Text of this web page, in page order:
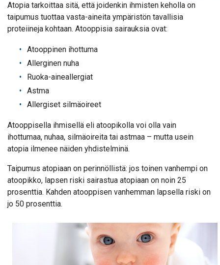
Atopia tarkoittaa sitä, että joidenkin ihmisten keholla on
taipumus tuottaa vasta-aineita ympäristön tavallisia
proteiineja kohtaan. Atooppisia sairauksia ovat:
Atooppinen ihottuma
Allerginen nuha
Ruoka-aineallergiat
Astma
Allergiset silmäoireet
Atooppisella ihmisellä eli atoopikolla voi olla vain
ihottumaa, nuhaa, silmäoireita tai astmaa – mutta usein
atopia ilmenee näiden yhdistelminä.
Taipumus atopiaan on perinnöllistä: jos toinen vanhempi on
atoopikko, lapsen riski sairastua atopiaan on noin 25
prosenttia. Kahden atooppisen vanhemman lapsella riski on
jo 50 prosenttia.